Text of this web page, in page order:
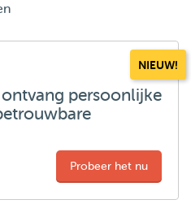
NIEUW!
persoonlijke
Probeer het nu